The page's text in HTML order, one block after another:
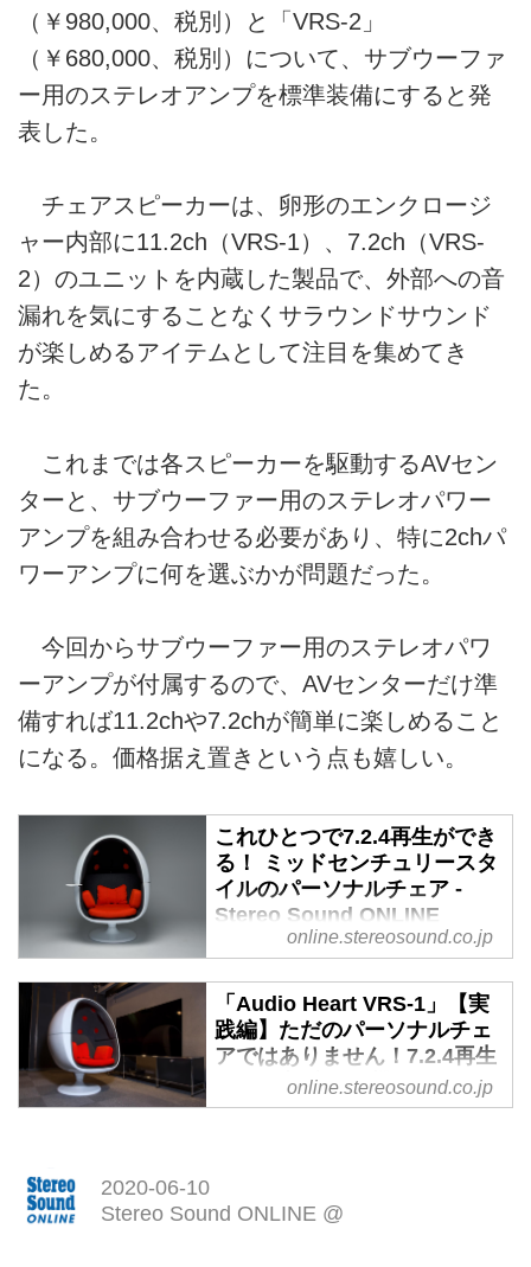
（￥980,000、税別）と「VRS-2」
（￥680,000、税別）について、サブウーファ
ー用のステレオアンプを標準装備にすると発
表した。
チェアスピーカーは、卵形のエンクロージ
ャー内部に11.2ch（VRS-1）、7.2ch（VRS-
2）のユニットを内蔵した製品で、外部への音
漏れを気にすることなくサラウンドサウンド
が楽しめるアイテムとして注目を集めてき
た。
これまでは各スピーカーを駆動するAVセン
ターと、サブウーファー用のステレオパワー
アンプを組み合わせる必要があり、特に2chパ
ワーアンプに何を選ぶかが問題だった。
今回からサブウーファー用のステレオパワ
ーアンプが付属するので、AVセンターだけ準
備すれば11.2chや7.2chが簡単に楽しめること
になる。価格据え置きという点も嬉しい。
これひとつで7.2.4再生ができ
る！ ミッドセンチュリースタ
イルのパーソナルチェア -
Stereo Sound ONLINE
卵形のシェルは近未来的でＳＦ映
画に出てきそうだ！
1960年代にフィンランドのデザ
イナー、エーロ・アールニオがデ
ザインしたボールチェアをオマー
ジュしたというＶＲＳ-１。本機
うえでの難関はいくつかある。前
online.stereosound.co.jp
「Audio Heart VRS-1」【実
践編】ただのパーソナルチェ
アではありません！7.2.4再生
できる立派なAV機器なんで
す!! - Stereo Sound ONLINE
ル・チェア、それがオーディオハ
online.stereosound.co.jp
2020-06-10
Stereo Sound ONLINE @